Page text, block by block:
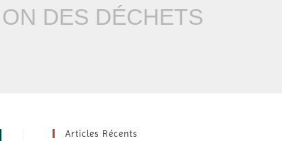
DES DÉCHETS
Articles Récents